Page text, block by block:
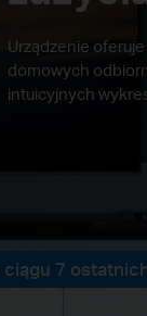
Urządzenie
domowych
intuicyjnych
7